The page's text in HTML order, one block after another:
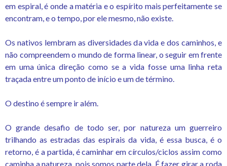
em espiral, é onde a matéria e o espírito mais perfeitamente se
encontram, e o tempo, por ele mesmo, não existe.
Os nativos lembram as diversidades da vida e dos caminhos, e
não compreendem o mundo de forma linear, o seguir em frente
em uma única direção como se a vida fosse uma linha reta
traçada entre um ponto de início e um de término.
O destino é sempre ir além.
O grande desafio de todo ser, por natureza um guerreiro
trilhando as estradas das espirais da vida, é essa busca, é o
retorno, é a partida, é caminhar em círculos/ciclos assim como
caminha a natureza, pois somos parte dela. É fazer girar a roda